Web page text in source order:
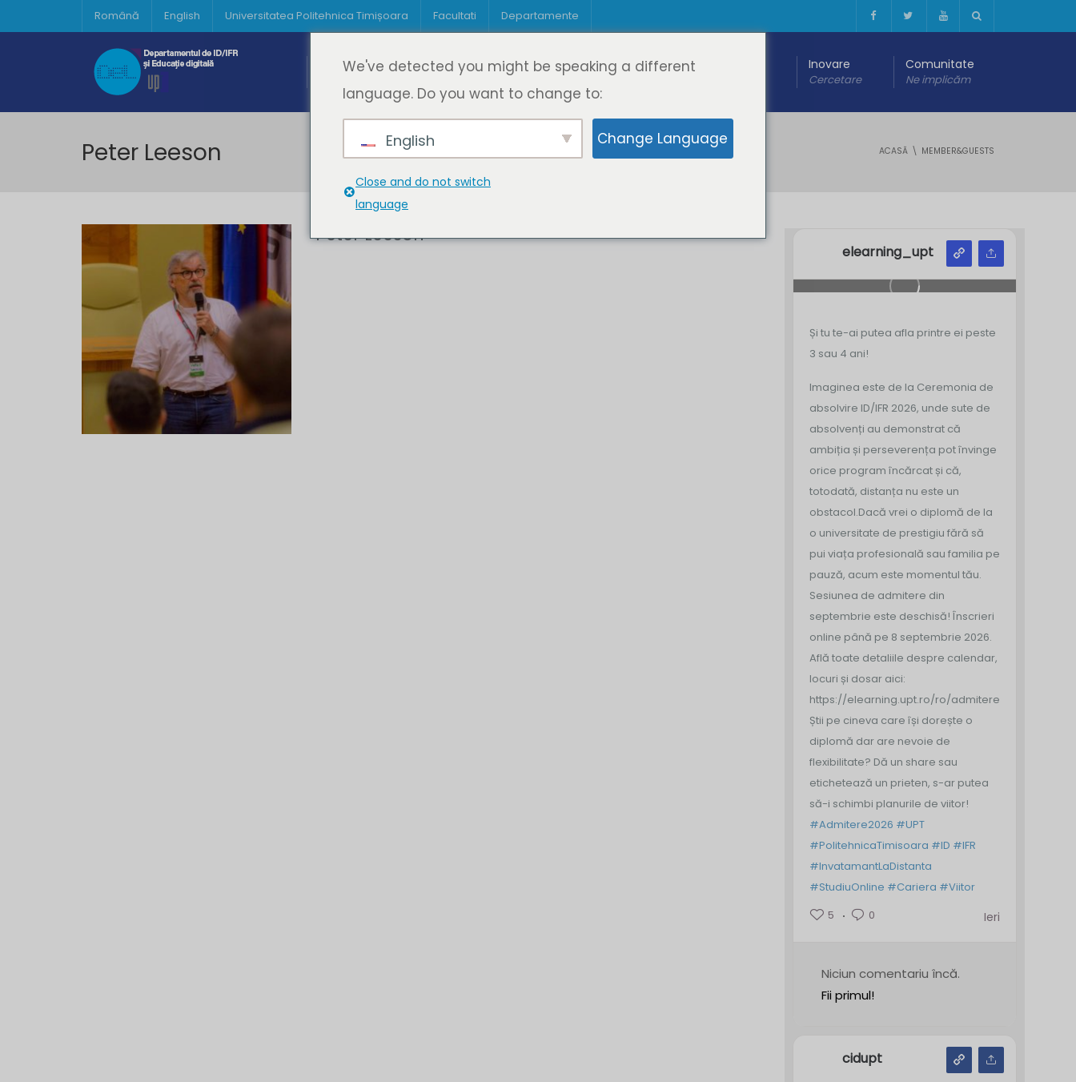
Română English Universitatea Politehnica Timișoara Facultati Departamente
Acasă Despre DeL
Cine suntem
Educație
Oferta de cursuri
Educație digitală Inovare
Cercetare
Comunitate
Ne implicăm
Peter Leeson ACASĂ MEMBER&GUESTS
Peter Leeson
elearning_upt
Și tu te-ai putea afla printre ei peste
3 sau 4 ani!
Imaginea este de la Ceremonia de
absolvire ID/IFR 2026, unde sute de
absolvenți au demonstrat că
ambiția și perseverența pot învinge
orice program încărcat și că,
totodată, distanța nu este un
obstacol.Dacă vrei o diplomă de la
o universitate de prestigiu fără să
pui viața profesională sau familia pe
pauză, acum este momentul tău.
Sesiunea de admitere din
septembrie este deschisă! Înscrieri
online până pe 8 septembrie 2026.
Află toate detaliile despre calendar,
locuri și dosar aici:
https://elearning.upt.ro/ro/admitere/
Știi pe cineva care își dorește o
diplomă dar are nevoie de
flexibilitate? Dă un share sau
etichetează un prieten, s-ar putea
să-i schimbi planurile de viitor!
#Admitere2026 #UPT
#PolitehnicaTimisoara #ID #IFR
#InvatamantLaDistanta
#StudiuOnline #Cariera #Viitor
5
0 Ieri
Niciun comentariu încă.
Fii primul!
cidupt
We've detected you might be speaking a different
language. Do you want to change to:
English Change Language
Close and do not switch
language